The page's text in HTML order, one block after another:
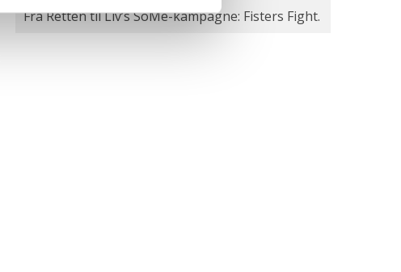
Fra Retten til Liv’s SoMe-kampagne: Fisters Fight.